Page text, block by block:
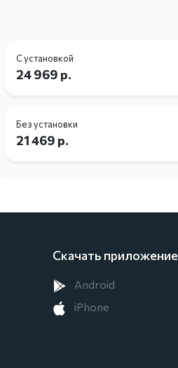
С установкой
24 969 р.
Без установки
21 469 р.
Скачать приложение
Android
iPhone